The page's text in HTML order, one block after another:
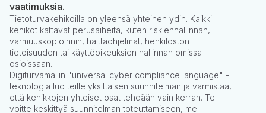
vaatimuksia.
Tietoturvakehikoilla on yleensä yhteinen ydin. Kaikki
kehikot kattavat perusaiheita, kuten riskienhallinnan,
varmuuskopioinnin, haittaohjelmat, henkilöstön
tietoisuuden tai käyttöoikeuksien hallinnan omissa
osioissaan.
Digiturvamallin "universal cyber compliance language" -
teknologia luo teille yksittäisen suunnitelman ja varmistaa,
että kehikkojen yhteiset osat tehdään vain kerran. Te
voitte keskittyä suunnitelman toteuttamiseen, me